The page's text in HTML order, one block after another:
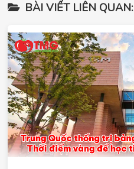
BÀI VIẾT LIÊN QUAN: